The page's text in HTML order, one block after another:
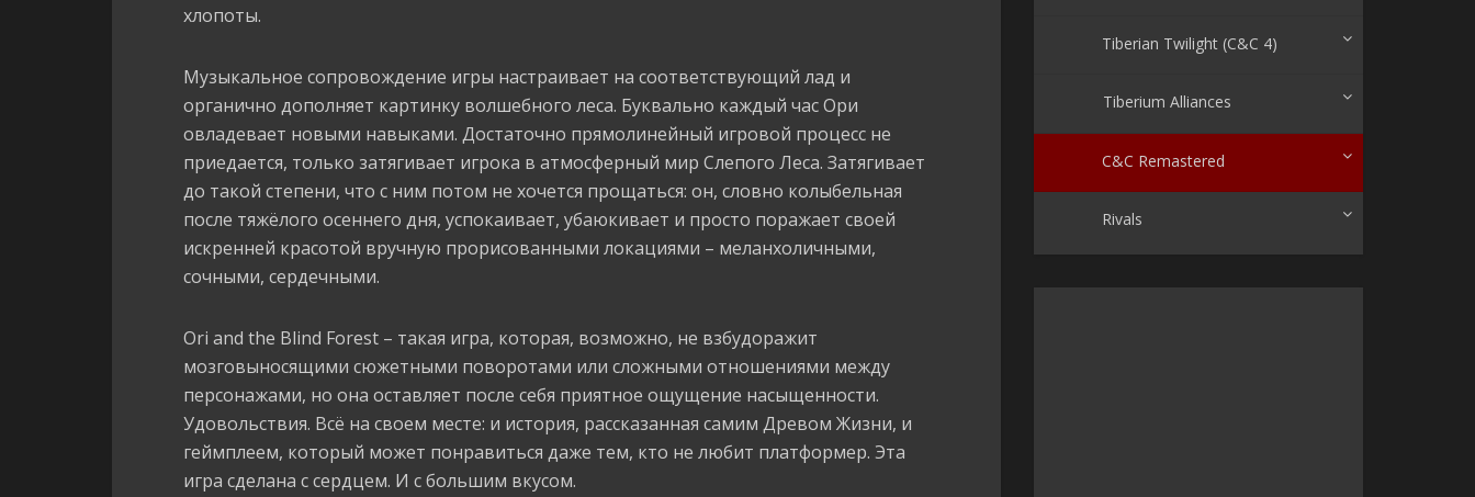
хлопоты.
Музыкальное сопровождение игры настраивает на соответствующий лад и
органично дополняет картинку волшебного леса. Буквально каждый час Ори
овладевает новыми навыками. Достаточно прямолинейный игровой процесс не
приедается, только затягивает игрока в атмосферный мир Слепого Леса. Затягивает
до такой степени, что с ним потом не хочется прощаться: он, словно колыбельная
после тяжёлого осеннего дня, успокаивает, убаюкивает и просто поражает своей
искренней красотой вручную прорисованными локациями – меланхоличными,
сочными, сердечными.
Ori and the Blind Forest – такая игра, которая, возможно, не взбудоражит
мозговыносящими сюжетными поворотами или сложными отношениями между
персонажами, но она оставляет после себя приятное ощущение насыщенности.
Удовольствия. Всё на своем месте: и история, рассказанная самим Древом Жизни, и
геймплеем, который может понравиться даже тем, кто не любит платформер. Эта
игра сделана с сердцем. И с большим вкусом.
Tiberian Twilight (C&C 4)
Tiberium Alliances
C&C Remastered
Rivals